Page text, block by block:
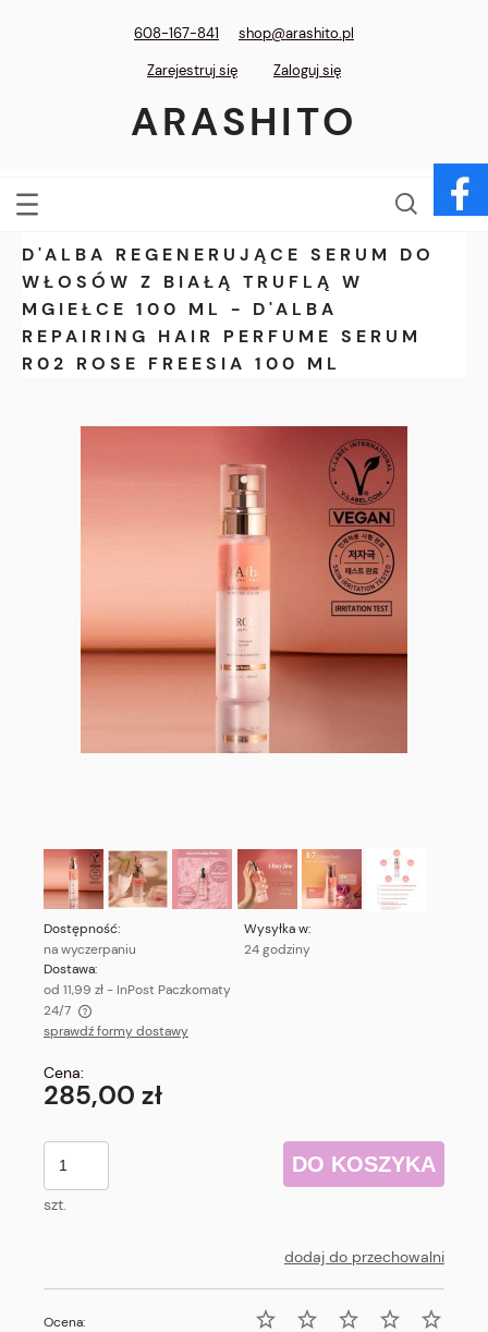
608-167-841
shop@arashito.pl
Zarejestruj się
Zaloguj się
ARASHITO
D'ALBA REGENERUJĄCE SERUM DO
WŁOSÓW Z BIAŁĄ TRUFLĄ W
MGIEŁCE 100 ML - D'ALBA
REPAIRING HAIR PERFUME SERUM
R02 ROSE FREESIA 100 ML
Dostępność:
na wyczerpaniu
Wysyłka w:
24 godziny
Dostawa:
od 11,99 zł- InPost Paczkomaty
24/7
Cena nie zawiera ewentualnych kosztów płatności
sprawdź formy dostawy
Cena:
285,00 zł
szt.
DO KOSZYKA
dodaj do przechowalni
Ocena: